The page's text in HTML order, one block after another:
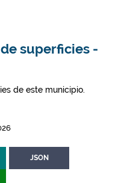
superficies -
de este municipio.
JSON